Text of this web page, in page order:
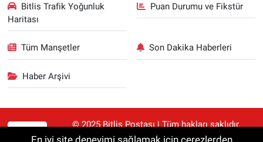
Bitlis Trafik Yoğunluk
Haritası
Puan Durumu ve Fikstür
Tüm Manşetler Son Dakika Haberleri
Haber Arşivi
© 2025 Bitlis Postası | Tüm hakları saklıdır.
Haberler kaynak gösterilmeden alıntılanamaz.
En iyi site deneyimi sağlamak için çerezlerden